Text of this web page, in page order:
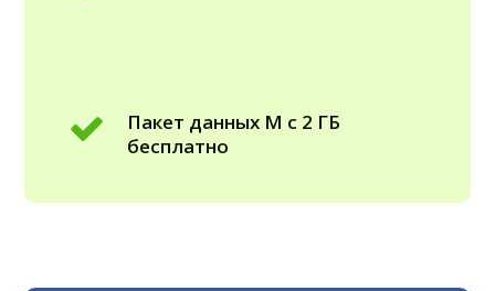
Пакет данных M с 2 ГБ
бесплатно